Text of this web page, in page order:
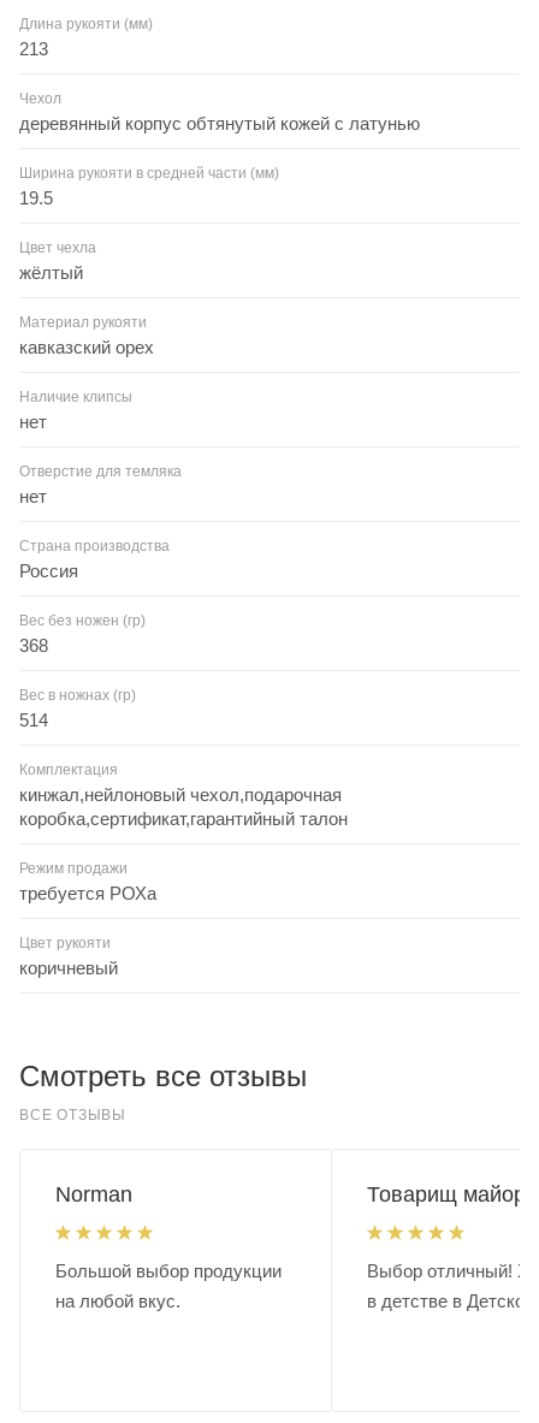
Длина рукояти (мм)
213
Чехол
деревянный корпус обтянутый кожей с латунью
Ширина рукояти в средней части (мм)
19.5
Цвет чехла
жёлтый
Материал рукояти
кавказский орех
Наличие клипсы
нет
Отверстие для темляка
нет
Страна производства
Россия
Вес без ножен (гр)
368
Вес в ножнах (гр)
514
Комплектация
кинжал,нейлоновый чехол,подарочная
коробка,сертификат,гарантийный талон
Режим продажи
требуется РОХа
Цвет рукояти
коричневый
Смотреть все отзывы
ВСЕ ОТЗЫВЫ
Norman
Большой выбор продукции
на любой вкус.
Товарищ майор.
Выбор отличный!
в детстве в